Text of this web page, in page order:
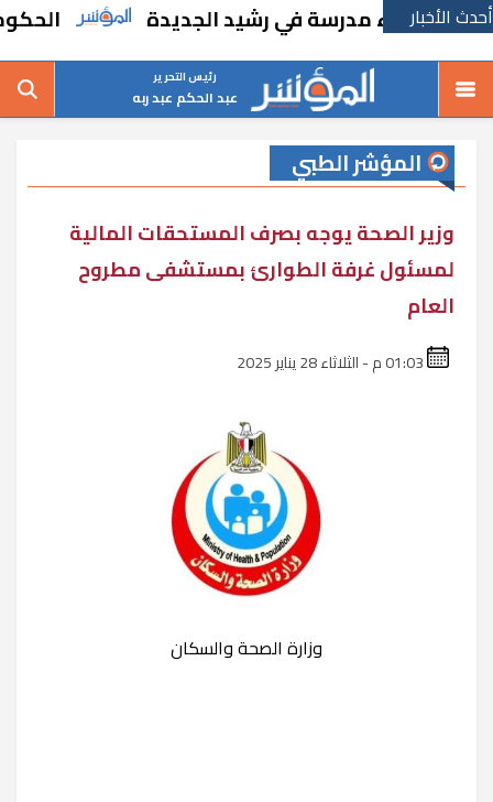
أحدث الأخبار
بإنشاء مدرسة في رشيد الجديدة الحكومة
رئيس التحرير
عبد الحكم عبد ربه
المؤشر الطبي
وزير الصحة يوجه بصرف المستحقات المالية
لمسئول غرفة الطوارئ بمستشفى مطروح
العام
وزارة الصحة والسكان